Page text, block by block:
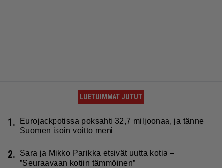
LUETUIMMAT JUTUT
1.
Eurojackpotissa poksahti 32,7 miljoonaa, ja tänne
Suomen isoin voitto meni
2.
Sara ja Mikko Parikka etsivät uutta kotia –
”Seuraavaan kotiin tämmöinen”